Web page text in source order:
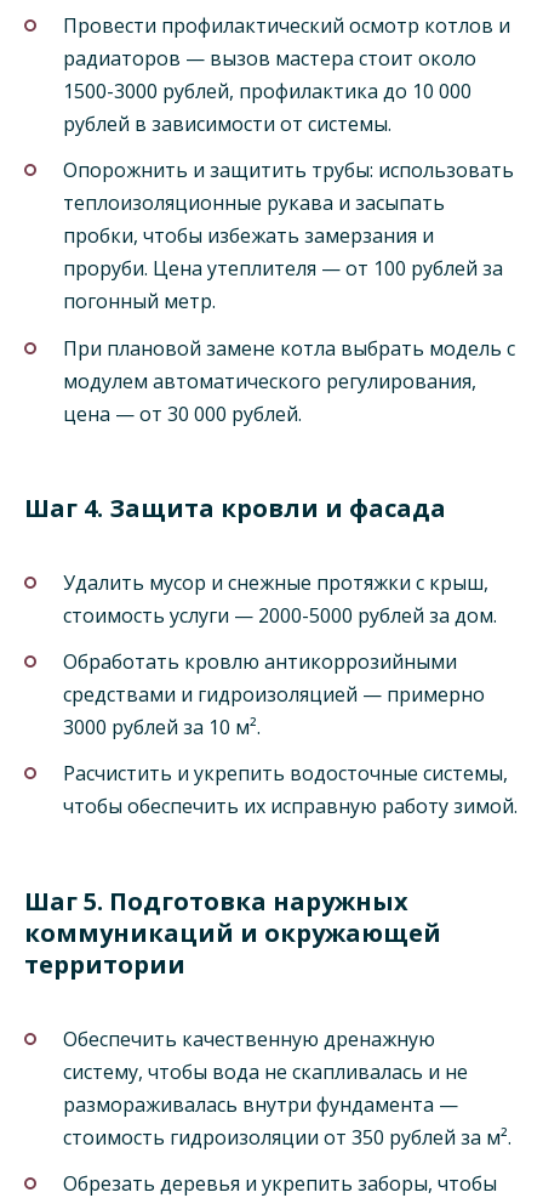
Провести профилактический осмотр котлов и
радиаторов — вызов мастера стоит около
1500-3000 рублей, профилактика до 10 000
рублей в зависимости от системы.
Опорожнить и защитить трубы: использовать
теплоизоляционные рукава и засыпать
пробки, чтобы избежать замерзания и
проруби. Цена утеплителя — от 100 рублей за
погонный метр.
При плановой замене котла выбрать модель с
модулем автоматического регулирования,
цена — от 30 000 рублей.
Шаг 4. Защита кровли и фасада
Удалить мусор и снежные протяжки с крыш,
стоимость услуги — 2000-5000 рублей за дом.
Обработать кровлю антикоррозийными
средствами и гидроизоляцией — примерно
3000 рублей за 10 м².
Расчистить и укрепить водосточные системы,
чтобы обеспечить их исправную работу зимой.
Шаг 5. Подготовка наружных
коммуникаций и окружающей
территории
Обеспечить качественную дренажную
систему, чтобы вода не скапливалась и не
размораживалась внутри фундамента —
стоимость гидроизоляции от 350 рублей за м².
Обрезать деревья и укрепить заборы, чтобы